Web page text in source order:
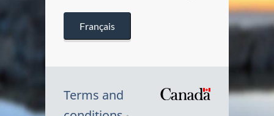
Français
Terms and